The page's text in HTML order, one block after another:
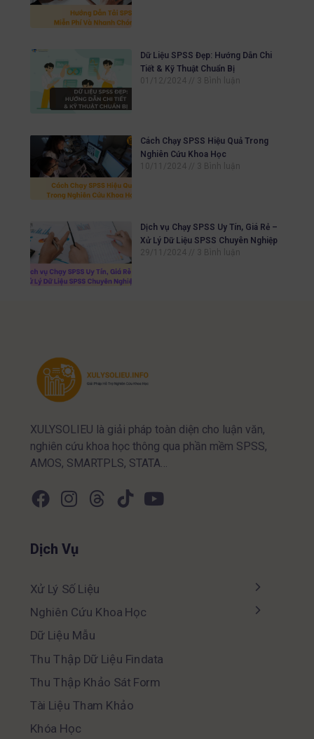
Dữ Liệu SPSS Đẹp: Hướng Dẫn Chi
Tiết & Kỹ Thuật Chuẩn Bị
01/12/2024
3 Bình luận
Cách Chạy SPSS Hiệu Quả Trong
Nghiên Cứu Khoa Học
10/11/2024
3 Bình luận
Dịch vụ Chạy SPSS Uy Tín, Giá Rẻ –
Xử Lý Dữ Liệu SPSS Chuyên Nghiệp
29/11/2024
3 Bình luận
XULYSOLIEU là giải pháp toàn diện cho luận văn,
nghiên cứu khoa học thông qua phần mềm SPSS,
AMOS, SMARTPLS, STATA…
Dịch Vụ
Xử Lý Số Liệu
Nghiên Cứu Khoa Học
Dữ Liệu Mẫu
Thu Thập Dữ Liệu Findata
Thu Thập Khảo Sát Form
Tài Liệu Tham Khảo
Khóa Học